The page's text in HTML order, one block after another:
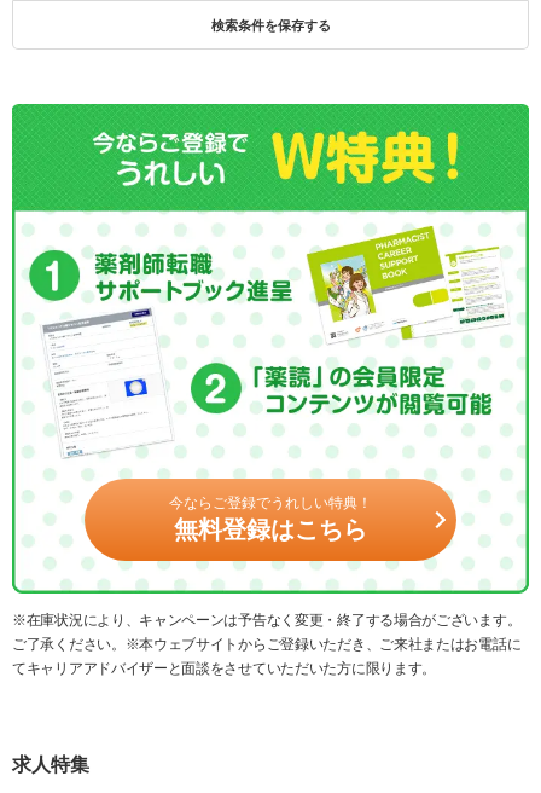
検索条件を保存する
今ならご登録でうれしい特典！
無料登録はこちら
※在庫状況により、キャンペーンは予告なく変更・終了する場合がございます。
ご了承ください。※本ウェブサイトからご登録いただき、ご来社またはお電話に
てキャリアアドバイザーと面談をさせていただいた方に限ります。
求人特集